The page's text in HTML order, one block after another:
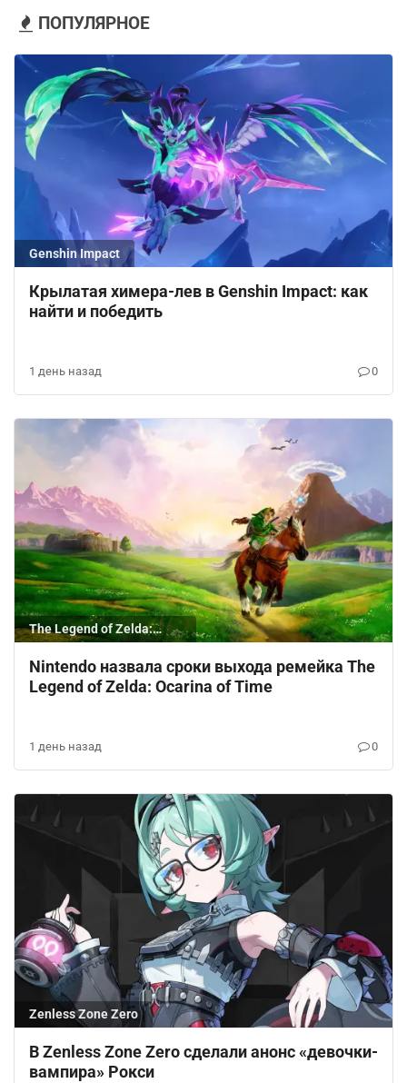
ПОПУЛЯРНОЕ
Genshin Impact
Крылатая химера-лев в Genshin Impact: как
найти и победить
1 день назад 0
The Legend of Zelda:
Ocarina of Time
Nintendo назвала сроки выхода ремейка The
Legend of Zelda: Ocarina of Time
1 день назад 0
Zenless Zone Zero
В Zenless Zone Zero сделали анонс «девочки-
вампира» Рокси